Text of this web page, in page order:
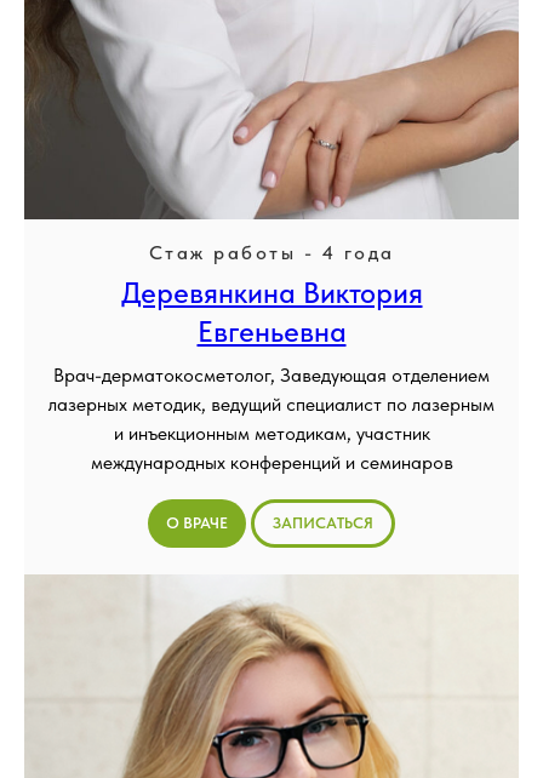
Стаж работы - 4 года
Деревянкина Виктория
Евгеньевна
Врач-дерматокосметолог, Заведующая отделением
лазерных методик, ведущий специалист по лазерным
и инъекционным методикам, участник
международных конференций и семинаров
О ВРАЧЕ ЗАПИСАТЬСЯ